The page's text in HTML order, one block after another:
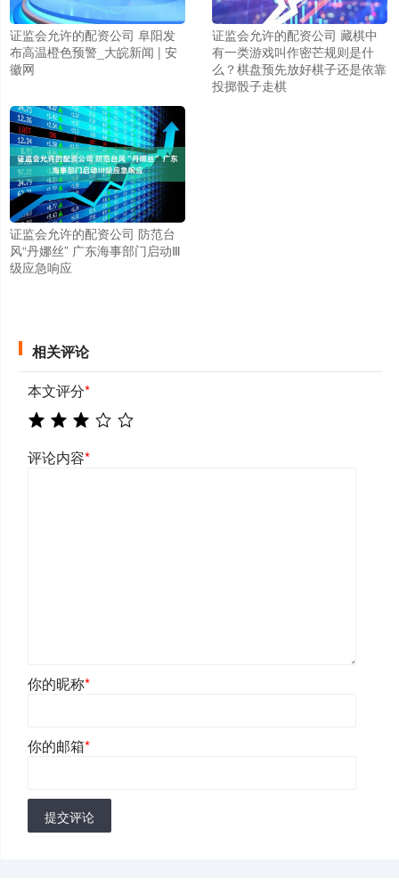
证监会允许的配资公司 阜阳发
布高温橙色预警_大皖新闻 | 安
徽网
证监会允许的配资公司 藏棋中
有一类游戏叫作密芒规则是什
么？棋盘预先放好棋子还是依靠
投掷骰子走棋
证监会允许的配资公司 防范台
风“丹娜丝” 广东海事部门启动Ⅲ
级应急响应
相关评论
本文评分*
评论内容*
你的昵称*
你的邮箱*
提交评论